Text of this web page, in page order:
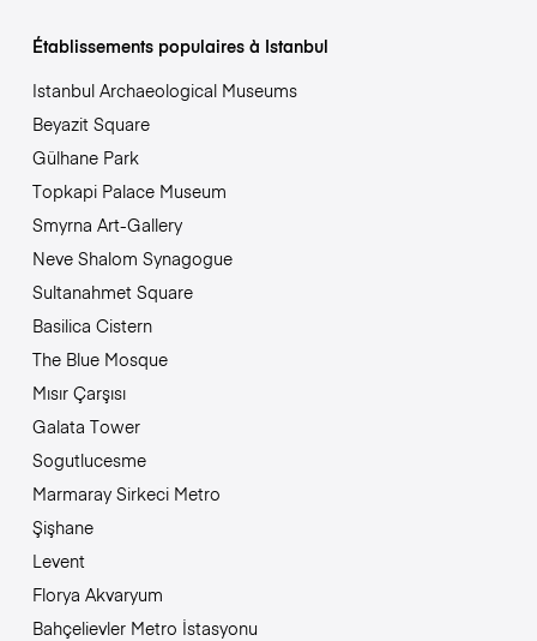
Établissements populaires à Istanbul
Istanbul Archaeological Museums
Beyazit Square
Gülhane Park
Topkapi Palace Museum
Smyrna Art-Gallery
Neve Shalom Synagogue
Sultanahmet Square
Basilica Cistern
The Blue Mosque
Mısır Çarşısı
Galata Tower
Sogutlucesme
Marmaray Sirkeci Metro
Şişhane
Levent
Florya Akvaryum
Bahçelievler Metro İstasyonu